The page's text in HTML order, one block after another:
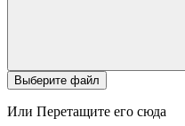
Выберите файл
Или Перетащите его сюда